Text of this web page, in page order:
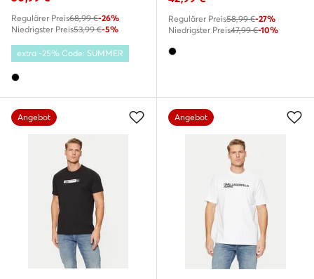
Regulärer Preis68,99 €-26%
Niedrigster Preis53,99 €-5%
extra -25% Code: SUMMER
Regulärer Preis58,99 €-27%
Niedrigster Preis47,99 €-10%
Angebot Angebot